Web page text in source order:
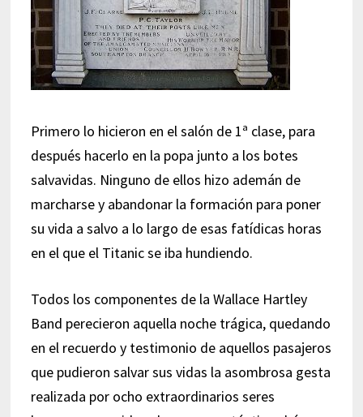
Primero lo hicieron en el salón de 1ª clase, para
después hacerlo en la popa junto a los botes
salvavidas. Ninguno de ellos hizo ademán de
marcharse y abandonar la formación para poner
su vida a salvo a lo largo de esas fatídicas horas
en el que el Titanic se iba hundiendo.
Todos los componentes de la Wallace Hartley
Band perecieron aquella noche trágica, quedando
en el recuerdo y testimonio de aquellos pasajeros
que pudieron salvar sus vidas la asombrosa gesta
realizada por ocho extraordinarios seres